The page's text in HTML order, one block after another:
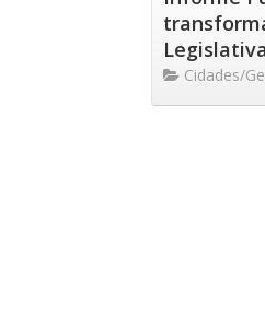
Cidades/